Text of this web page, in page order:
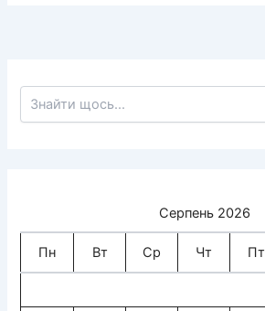
Пошук по сайту
Серпень 2026
Пн Вт Ср Чт Пт